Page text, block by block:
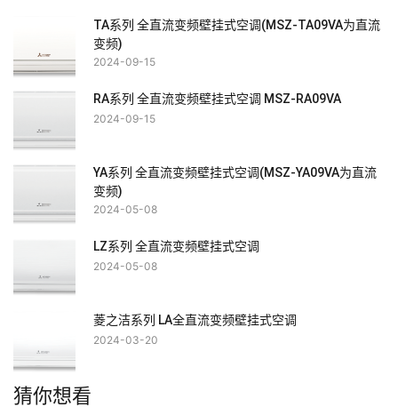
TA系列 全直流变频壁挂式空调(MSZ-TA09VA为直流
变频)
2024-09-15
RA系列 全直流变频壁挂式空调 MSZ-RA09VA
2024-09-15
YA系列 全直流变频壁挂式空调(MSZ-YA09VA为直流
变频)
2024-05-08
LZ系列 全直流变频壁挂式空调
2024-05-08
菱之洁系列 LA全直流变频壁挂式空调
2024-03-20
猜你想看